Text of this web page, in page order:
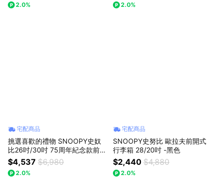
2.0% 2.0%
宅配商品
挑選喜歡的禮物 SNOOPY史奴
比26吋/30吋 75周年紀念款前開
式/登機箱/胖胖箱
$4,537 $6,980
2.0%
宅配商品
SNOOPY史努比 歐拉夫前開式
行李箱 28/20吋 -黑色
$2,440 $4,880
2.0%